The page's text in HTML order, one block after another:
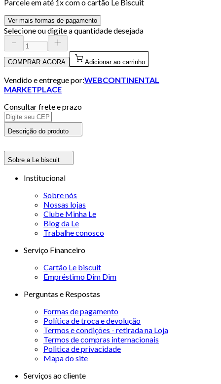
Parcele em até 1x com o cartão Le Biscuit
Ver mais formas de pagamento
Selecione ou digite a quantidade desejada
COMPRAR AGORA Adicionar ao carrinho
Vendido e entregue por:WEBCONTINENTAL
MARKETPLACE
Consultar frete e prazo
Descrição do produto
Sobre a Le biscuit
Institucional
Sobre nós
Nossas lojas
Clube Minha Le
Blog da Le
Trabalhe conosco
Serviço Financeiro
Cartão Le biscuit
Empréstimo Dim Dim
Perguntas e Respostas
Formas de pagamento
Política de troca e devolução
Termos e condições - retirada na Loja
Termos de compras internacionais
Politica de privacidade
Mapa do site
Serviços ao cliente